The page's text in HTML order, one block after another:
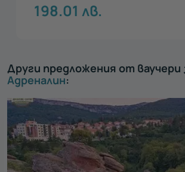
198.01 лв.
Други предложения от ваучери
Адреналин: